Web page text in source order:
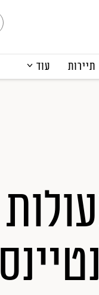
תיירות עוד
מעולות